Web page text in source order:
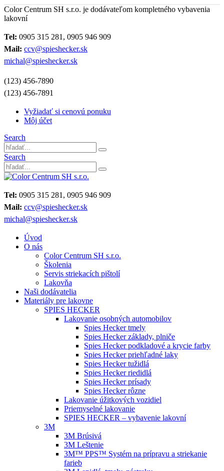
Color Centrum SH s.r.o. je dodávateľom kompletného vybavenia
lakovní
Tel: 0905 315 281, 0905 946 909
Mail: ccv@spieshecker.sk
michal@spieshecker.sk
(123) 456-7890
(123) 456-7891
Vyžiadať si cenovú ponuku
Môj účet
Search
Search
Tel: 0905 315 281, 0905 946 909
Mail: ccv@spieshecker.sk
michal@spieshecker.sk
Úvod
O nás
Color Centrum SH s.r.o.
Školenia
Servis striekacích pištolí
Lakovňa
Naši dodávatelia
Materiály pre lakovne
SPIES HECKER
Lakovanie osobných automobilov
Spies Hecker tmely
Spies Hecker základy, plniče
Spies Hecker podkladové a krycie farby
Spies Hecker priehľadné laky
Spies Hecker tužidlá
Spies Hecker riedidlá
Spies Hecker prísady
Spies Hecker rôzne
Lakovanie úžitkových vozidiel
Priemyselné lakovanie
SPIES HECKER – vybavenie lakovní
3M
3M Brúsivá
3M Leštenie
3M™ PPS™ Systém na prípravu a striekanie
farieb